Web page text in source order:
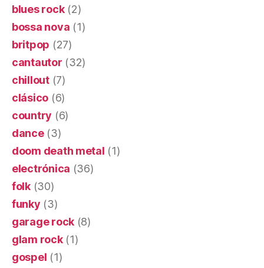
blues rock(2)
bossa nova (1)
britpop (27)
cantautor (32)
chillout(7)
clásico (6)
country (6)
dance(3)
doom death metal (1)
electrónica (36)
folk(30)
funky (3)
garage rock (8)
glam rock(1)
gospel (1)